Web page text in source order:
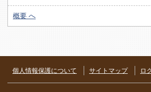
概要 へ
個人情報保護について サイトマップ ロ